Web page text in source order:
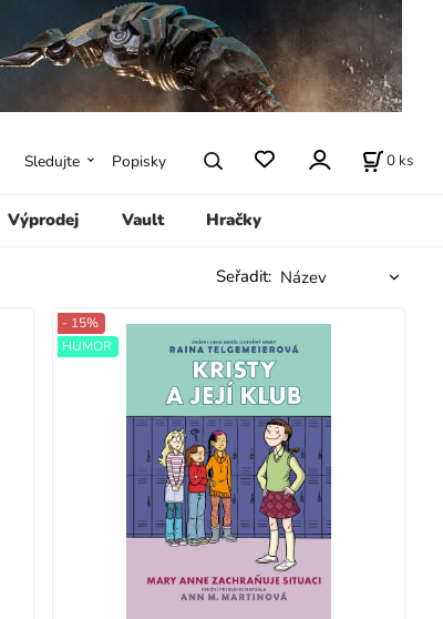
Výprodej Vault Hračky
Sledujte Popisky 0 ks
Seřadit:
- 15%
HUMOR